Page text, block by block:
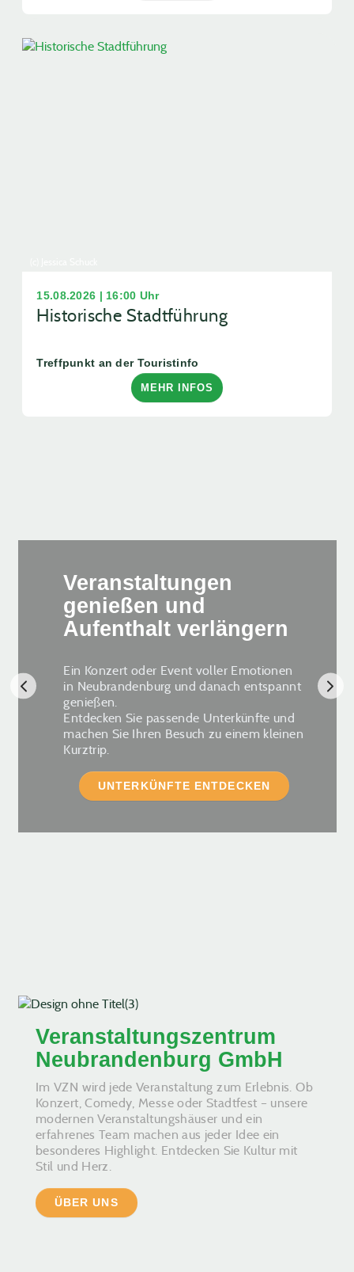
15.08.2026 | 16:00 Uhr
Historische Stadtführung
Treffpunkt an der Touristinfo
MEHR INFOS
Veranstaltungen
genießen und
Aufenthalt verlängern
Ein Konzert oder Event voller Emotionen
in Neubrandenburg und danach entspannt
genießen.
Entdecken Sie passende Unterkünfte und
machen Sie Ihren Besuch zu einem kleinen
Kurztrip.
UNTERKÜNFTE ENTDECKEN
Veranstaltungszentrum
Neubrandenburg GmbH
Im VZN wird jede Veranstaltung zum Erlebnis. Ob
Konzert, Comedy, Messe oder Stadtfest – unsere
modernen Veranstaltungshäuser und ein
erfahrenes Team machen aus jeder Idee ein
besonderes Highlight. Entdecken Sie Kultur mit
Stil und Herz.
ÜBER UNS